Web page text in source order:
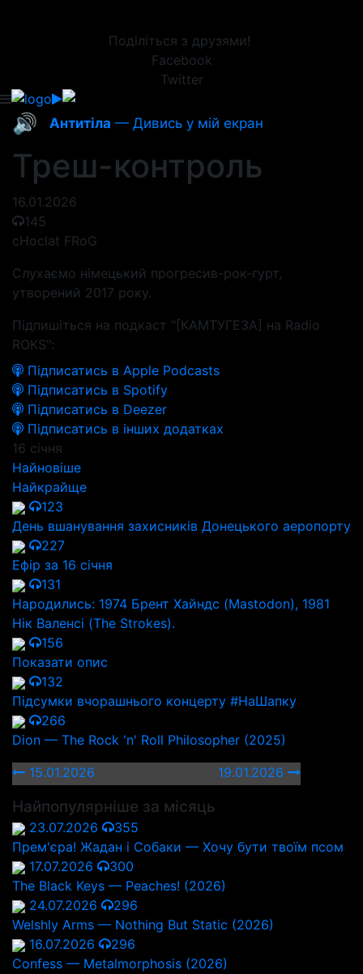
Поділіться з друзями!
Facebook
Twitter
🔊 Антитіла — Дивись у мій екран
Треш-контроль
16.01.2026
145
cHoclat FRoG
Слухаємо німецький прогресив-рок-гурт,
утворений 2017 року.
Підпишіться на подкаст "[КАМТУГЕЗА] на Radio
ROKS":
Підписатись в Apple Podcasts
Підписатись в Spotify
Підписатись в Deezer
Підписатись в інших додатках
16 січня
Найновіше
Найкрайще
123
День вшанування захисників Донецького аеропорту
227
Ефір за 16 січня
131
Народились: 1974 Брент Хайндс (Mastodon), 1981
Нік Валенсі (The Strokes).
156
Показати опис
132
Підсумки вчорашнього концерту #НаШапку
266
Dion — The Rock 'n' Roll Philosopher (2025)
15.01.2026
19.01.2026
Найпопулярніше за місяць
23.07.2026
355
Прем'єра! Жадан і Собаки — Хочу бути твоїм псом
17.07.2026
300
The Black Keys — Peaches! (2026)
24.07.2026
296
Welshly Arms — Nothing But Static (2026)
16.07.2026
296
Confess — Metalmorphosis (2026)